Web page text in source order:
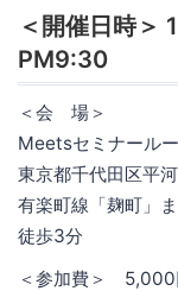
＜開催日時＞
PM9:30
＜会 場＞
Meetsセミナール
東京都千代田区平
有楽町線「麹町」
徒歩3分
＜参加費＞ 5,000